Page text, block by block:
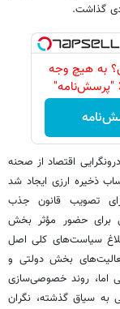
گذاشت.
به هیچ وجه
"پرسش‌نامه"
اقتصاد از صحنه
ذخیره ارزی ایجاد شد
تصویب قانون جذب
برای حضور مؤثر بخش
سیاست‌های کلی اصل
فعالیت‌های بخش دولتی و
اما، روند خصوصی‌سازی
سیاق گذشته، نگران